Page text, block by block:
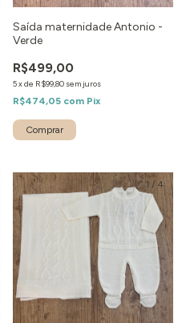
Saída maternidade Antonio -
Verde
R$499,00
5xde R$99,80 sem juros
R$474,05 com Pix
Comprar
1 / 4